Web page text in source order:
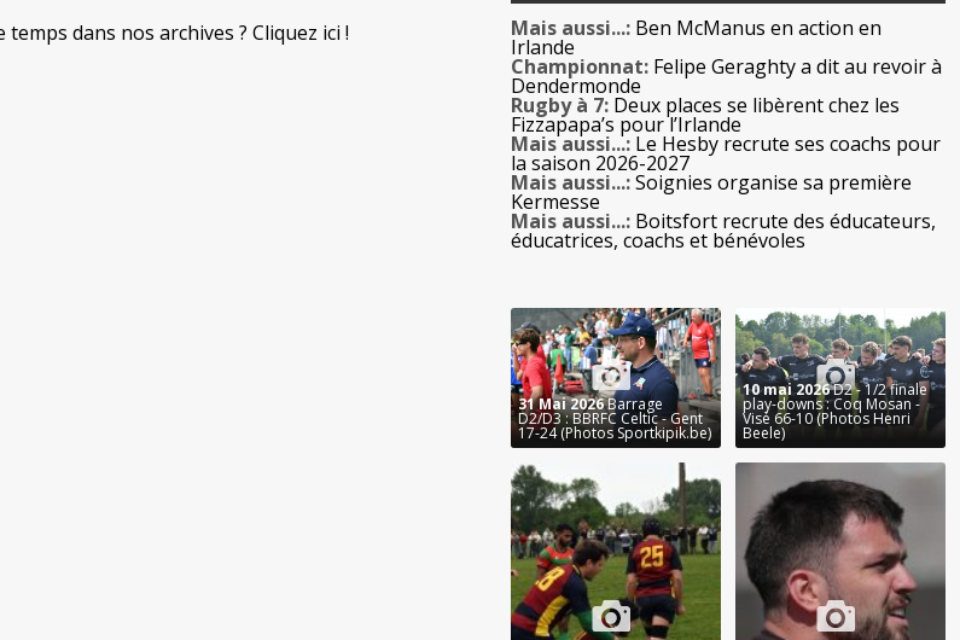
dans nos archives ? Cliquez ici !
Mais aussi...: Ben McManus en action en
Irlande
Championnat: Felipe Geraghty a dit au revoir à
Dendermonde
Rugby à 7: Deux places se libèrent chez les
Fizzapapa’s pour l’Irlande
Mais aussi...: Le Hesby recrute ses coachs pour
la saison 2026-2027
Mais aussi...:Soignies organise sa première
Kermesse
Mais aussi...: Boitsfort recrute des éducateurs,
éducatrices, coachs et bénévoles
31 Mai 2026Barrage
D2/D3 : BBRFC Celtic - Gent
17-24 (Photos Sportkipik.be)
10 mai 2026D2 - 1/2 finale
play-downs : Coq Mosan -
Visé 66-10 (Photos Henri
Beele)